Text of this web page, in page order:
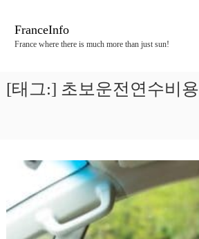
가
FranceInfo
France where there is much more than just sun!
[태그:] 초보운전연수비용